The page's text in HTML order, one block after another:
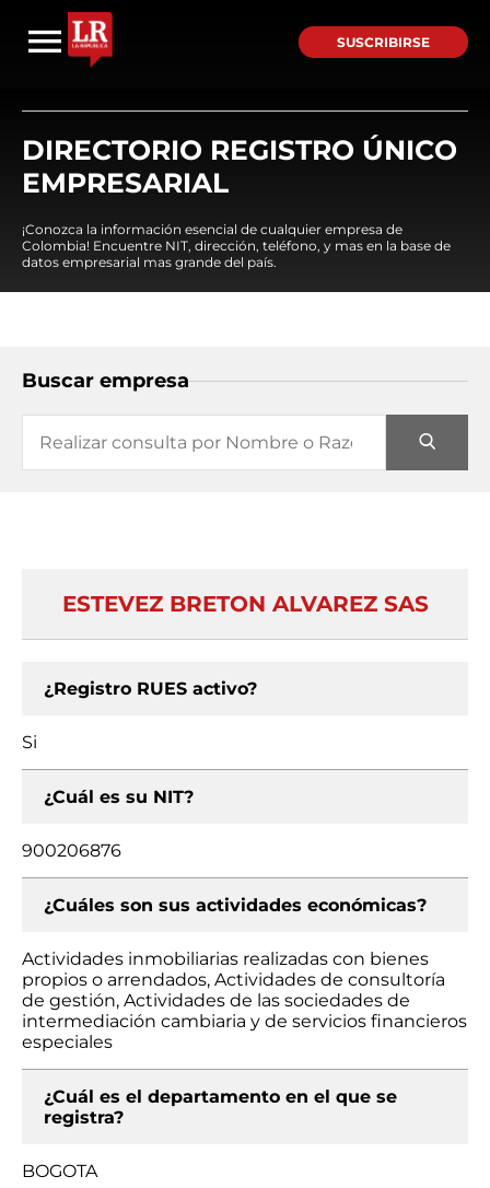
SUSCRIBIRSE
DIRECTORIO REGISTRO ÚNICO
EMPRESARIAL
¡Conozca la información esencial de cualquier empresa de
Colombia! Encuentre NIT, dirección, teléfono, y mas en la base de
datos empresarial mas grande del país.
Buscar empresa
ESTEVEZ BRETON ALVAREZ SAS
¿Registro RUES activo?
Si
¿Cuál es su NIT?
900206876
¿Cuáles son sus actividades económicas?
Actividades inmobiliarias realizadas con bienes
propios o arrendados, Actividades de consultoría
de gestión, Actividades de las sociedades de
intermediación cambiaria y de servicios financieros
especiales
¿Cuál es el departamento en el que se
registra?
BOGOTA